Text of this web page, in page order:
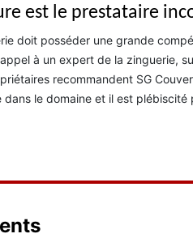
est le prestataire
doit posséder une grande
à un expert de la zinguerie,
recommandent SG
le domaine et il est plébiscité